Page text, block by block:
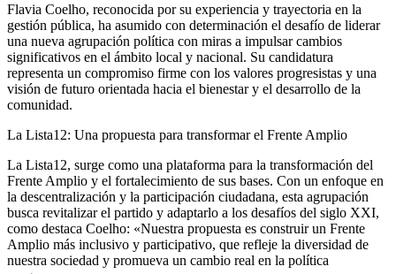
Flavia Coelho, reconocida por su experiencia y trayectoria en la
gestión pública, ha asumido con determinación el desafío de liderar
una nueva agrupación política con miras a impulsar cambios
significativos en el ámbito local y nacional. Su candidatura
representa un compromiso firme con los valores progresistas y una
visión de futuro orientada hacia el bienestar y el desarrollo de la
comunidad.
La Lista12: Una propuesta para transformar el Frente Amplio
La Lista12, surge como una plataforma para la transformación del
Frente Amplio y el fortalecimiento de sus bases. Con un enfoque en
la descentralización y la participación ciudadana, esta agrupación
busca revitalizar el partido y adaptarlo a los desafíos del siglo XXI,
como destaca Coelho: «Nuestra propuesta es construir un Frente
Amplio más inclusivo y participativo, que refleje la diversidad de
nuestra sociedad y promueva un cambio real en la política